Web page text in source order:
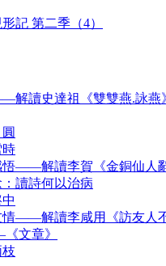
記 第二季（4）
解讀史達祖《雙雙燕.詠燕
時
悟——解讀李賀《金銅仙人
讀詩何以治病
——解讀李咸用《訪友人
文章》